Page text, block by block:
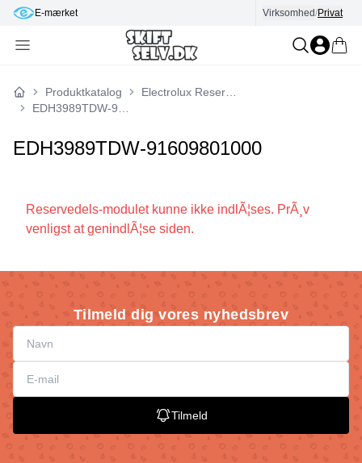
E-mærket Virksomhed/Privat
Forside
Produktkatalog
EDH3989TDW-91609801000
Reservedels-modulet kunne ikke indlÃ¦ses. PrÃ¸v
venligst at genindlÃ¦se siden.
Tilmeld dig vores nyhedsbrev
Tilmeld